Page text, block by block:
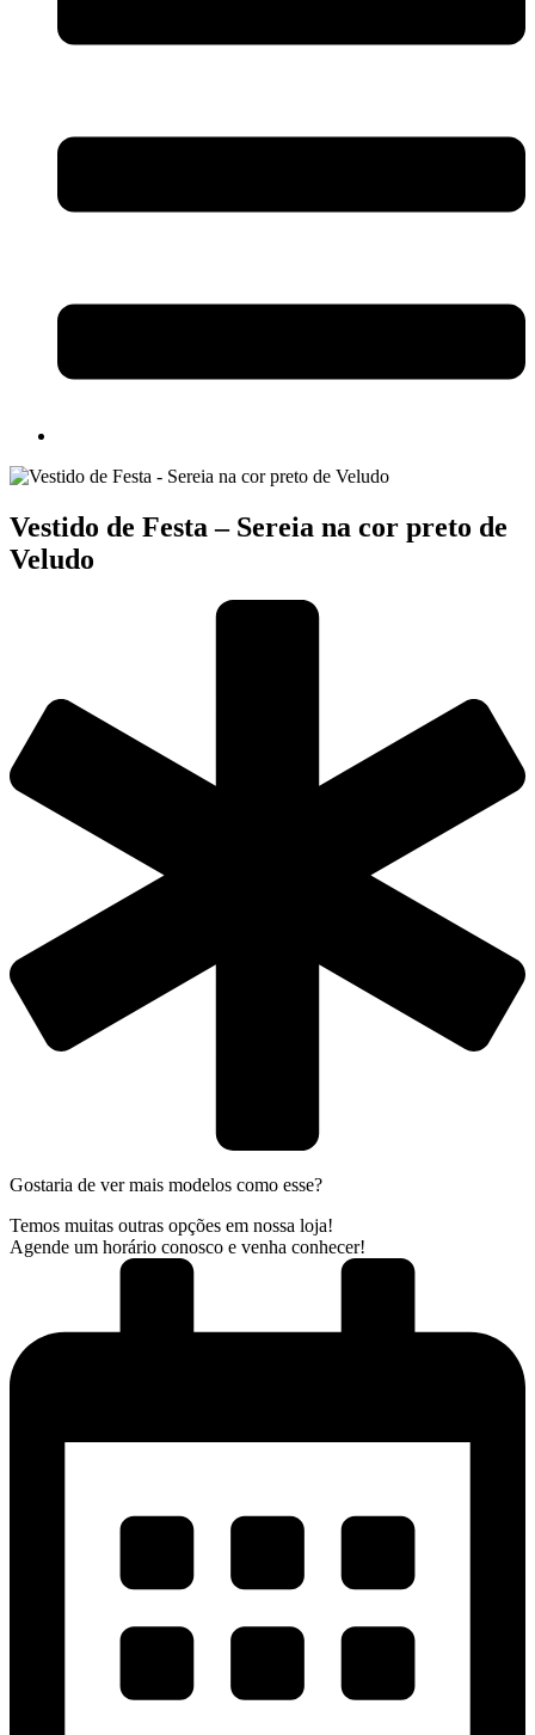
Vestido de Festa – Sereia na cor preto de
Veludo
Gostaria de ver mais modelos como esse?
Temos muitas outras opções em nossa loja!
Agende um horário conosco e venha conhecer!